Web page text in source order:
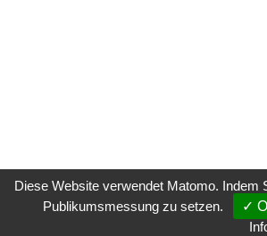
Diese Website verwendet Matomo. Indem
Publikumsmessung zu setzen.
✓